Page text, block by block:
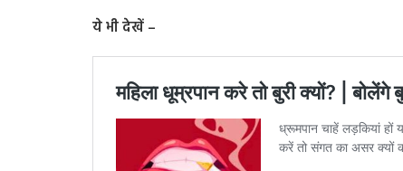
ये भी देखें –